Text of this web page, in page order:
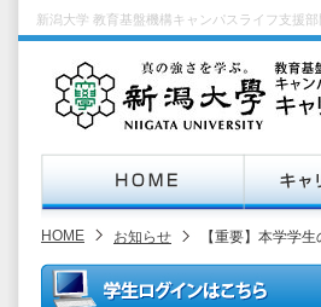
新潟大学 教育基盤機構キャンパスライフ支援
HOME お知らせ 【重要】本学学